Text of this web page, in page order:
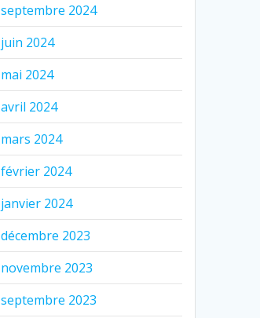
septembre 2024
juin 2024
mai 2024
avril 2024
mars 2024
février 2024
janvier 2024
décembre 2023
novembre 2023
septembre 2023